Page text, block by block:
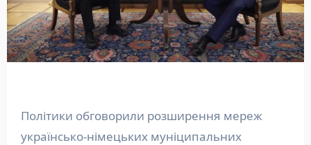
Політики обговорили розширення мереж
українсько-німецьких муніципальних